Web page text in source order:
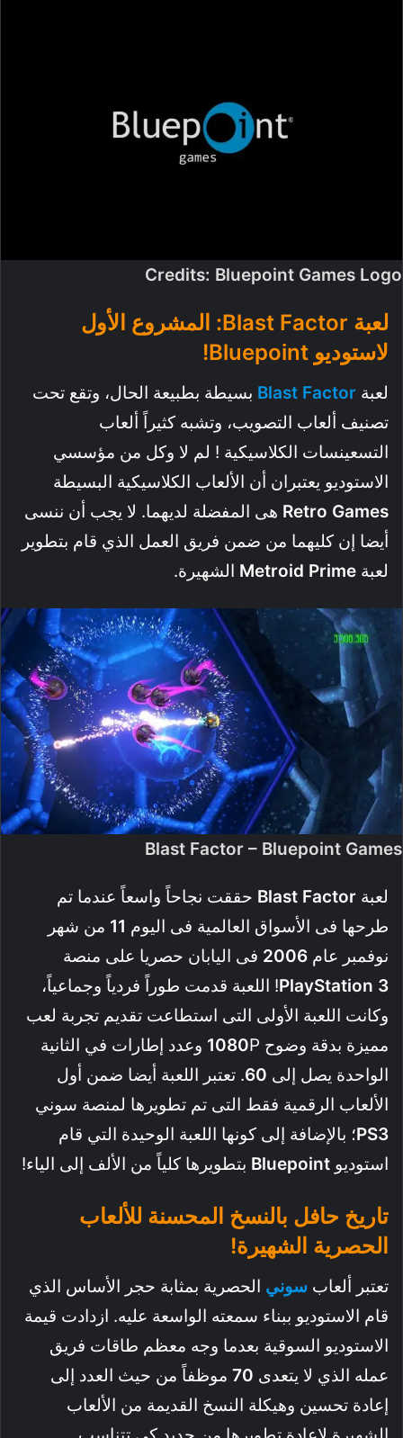
Credits: Bluepoint Games Logo
لعبة Blast Factor: المشروع الأول
لاستوديو Bluepoint!
لعبة Blast Factor
بسيطة بطبيعة الحال، وتقع تحت
تصنيف ألعاب التصويب، وتشبه كثيراً ألعاب
التسعينسات الكلاسيكية ! لم لا وكل من مؤسسي
الاستوديو يعتبران أن الألعاب الكلاسيكية البسيطة
Retro Games
هى المفضلة لديهما. لا يجب أن ننسى
أيضا إن كليهما من ضمن فريق العمل الذي قام بتطوير
لعبة
Metroid Prime الشهيرة.
Blast Factor – Bluepoint Games
لعبة Blast Factor
حققت نجاحاً واسعاً عندما تم
طرحها فى الأسواق العالمية فى اليوم 11 من شهر
نوفمبر عام 2006 فى اليابان حصريا على منصة
PlayStation 3! اللعبة قدمت طوراً فردياً وجماعياً،
وكانت اللعبة الأولى التى استطاعت تقديم تجربة لعب
مميزة بدقة وضوح
1080 P وعدد إطارات في الثانية
الواحدة يصل إلى 60. تعتبر اللعبة أيضا ضمن أول
الألعاب الرقمية فقط التى تم تطويرها لمنصة سوني
PS3؛ بالإضافة إلى كونها اللعبة الوحيدة التي قام
استوديو Bluepoint بتطويرها كلياً من الألف إلى الياء!
تاريخ حافل بالنسخ المحسنة للألعاب
الحصرية الشهيرة!
تعتبر ألعاب سوني الحصرية بمثابة حجر الأساس الذي
قام الاستوديو ببناء سمعته الواسعة عليه. ازدادت قيمة
الاستوديو السوقية بعدما وجه معظم طاقات فريق
عمله الذي لا يتعدى 70 موظفاً من حيث العدد إلى
إعادة تحسين وهيكلة النسخ القديمة من الألعاب